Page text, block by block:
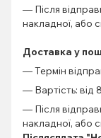
— Після
накладної, або
Доставка у
— Термін
— Вартість: від
— Після
накладної, або